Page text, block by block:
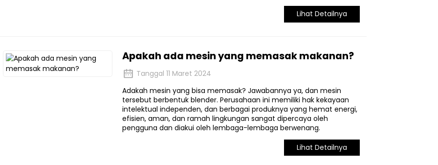
Lihat Detailnya
Apakah ada mesin yang memasak makanan?
Tanggal 11 Maret 2024
Adakah mesin yang bisa memasak? Jawabannya ya, dan mesin
tersebut berbentuk blender. Perusahaan ini memiliki hak kekayaan
intelektual independen, dan berbagai produknya yang hemat energi,
efisien, aman, dan ramah lingkungan sangat dipercaya oleh
pengguna dan diakui oleh lembaga-lembaga berwenang.
Lihat Detailnya